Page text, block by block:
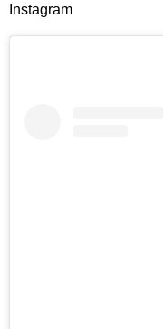
Instagram